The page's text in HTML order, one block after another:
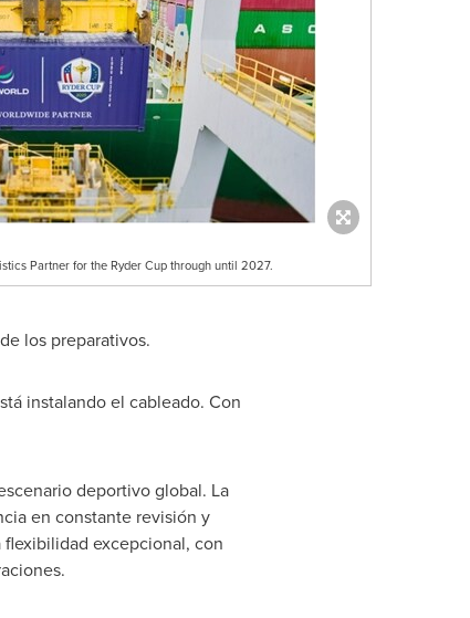
Partner for the Ryder Cup through until 2027.
los preparativos.
instalando el cableado. Con
deportivo global. La
en constante revisión y
excepcional, con